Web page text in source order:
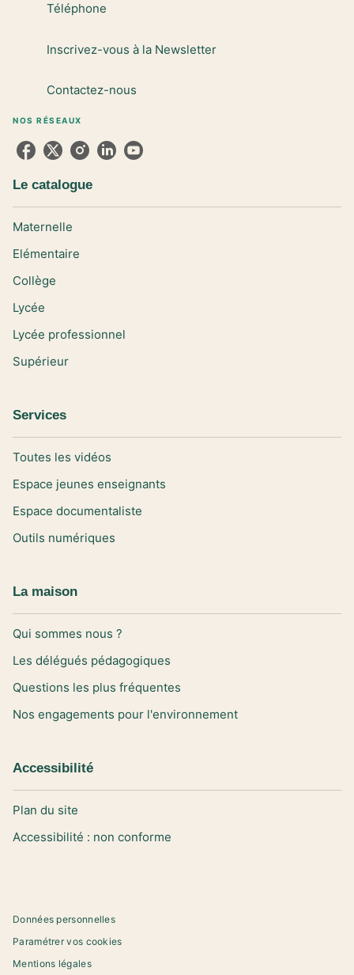
Téléphone
Inscrivez-vous à la Newsletter
Contactez-nous
NOS RÉSEAUX
Le catalogue
Maternelle
Elémentaire
Collège
Lycée
Lycée professionnel
Supérieur
Services
Toutes les vidéos
Espace jeunes enseignants
Espace documentaliste
Outils numériques
La maison
Qui sommes nous ?
Les délégués pédagogiques
Questions les plus fréquentes
Nos engagements pour l'environnement
Accessibilité
Plan du site
Accessibilité : non conforme
Données personnelles
Paramétrer vos cookies
Mentions légales